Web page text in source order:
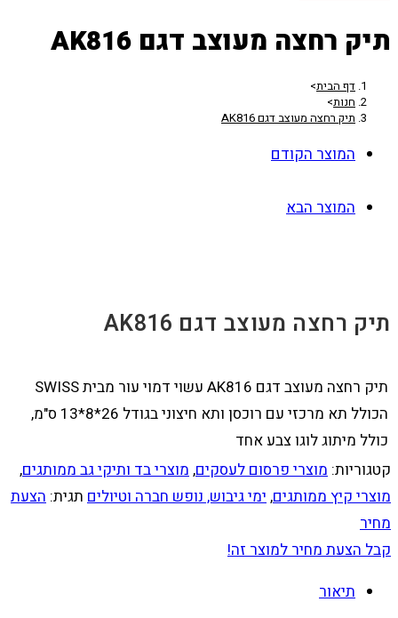
תיק רחצה מעוצב דגם AK816
דף הבית>
חנות>
תיק רחצה מעוצב דגם AK816
המוצר הקודם
המוצר הבא
תיק רחצה מעוצב דגם AK816
תיק רחצה מעוצב דגם AK816 עשוי דמוי עור מבית SWISS
הכולל תא מרכזי עם רוכסן ותא חיצוני בגודל 26*8*13 ס"מ,
כולל מיתוג לוגו צבע אחד
קטגוריות: מוצרי פרסום לעסקים, מוצרי בד ותיקי גב ממותגים,
מוצרי קיץ ממותגים, ימי גיבוש, נופש חברה וטיולים תגית: הצעת
מחיר
קבל הצעת מחיר למוצר זה!
תיאור